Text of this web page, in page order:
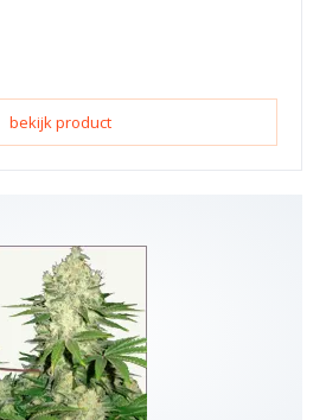
bekijk product